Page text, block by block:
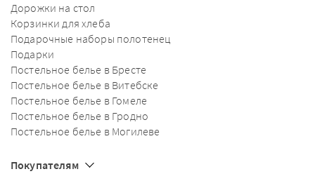
Дорожки на стол
Корзинки для хлеба
Подарочные наборы полотенец
Подарки
Постельное белье в Бресте
Постельное белье в Витебске
Постельное белье в Гомеле
Постельное белье в Гродно
Постельное белье в Могилеве
Покупателям